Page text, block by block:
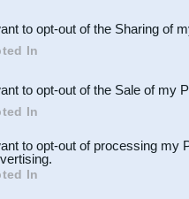
Participants
parties.
to opt-out of the Sharing of
In
to opt-out of the Sale of my
In
to opt-out of processing my
In